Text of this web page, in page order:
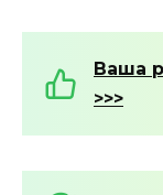
Ваша
>>>